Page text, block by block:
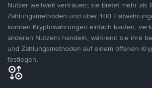
Nutzer weltweit vertrauen; sie bietet mehr als
Zahlungsmethoden und über 100
können Kryptowährungen einfach kaufen,
anderen Nutzern handeln, während sie ihre
und Zahlungsmethoden auf einem offenen
festlegen.